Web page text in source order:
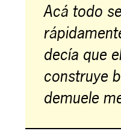
Acá todo
decía que
construye
demuele